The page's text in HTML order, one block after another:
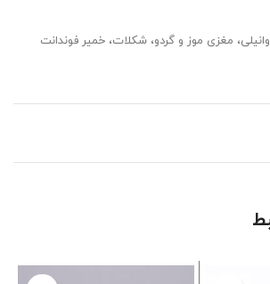
مغزی موز و گردو، شکلات، خمیر فوندانت